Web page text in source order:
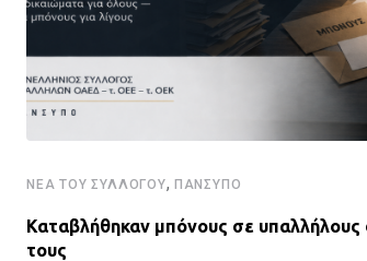
ΝΈΑ ΤΟΥ ΣΥΛΛΌΓΟΥ, ΠΑΝΣΥΠΟ
Καταβλήθηκαν μπόνους σε υπαλλήλους
τους